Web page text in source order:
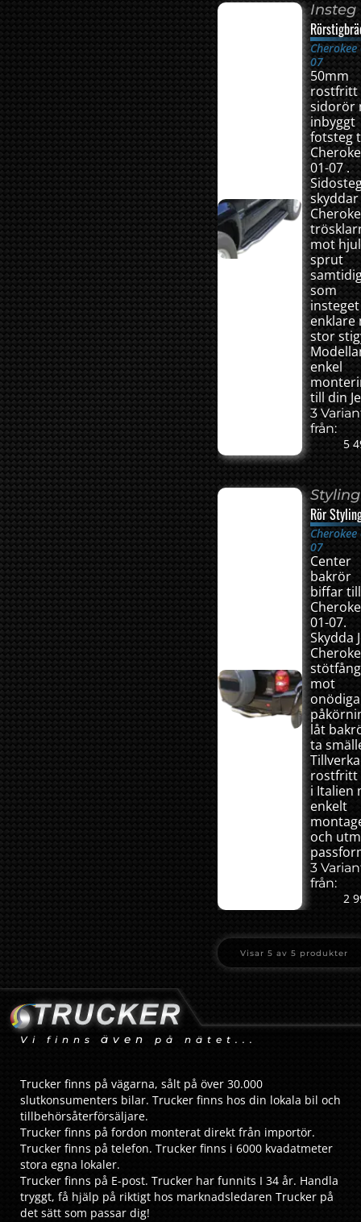
Insteg
Cherokee
07
50mm
rostfritt
sidorör
inbyggt
fotsteg
01-07 .
skyddar
mot hjul
sprut
som
enklare
stor
enkel
till din
3
från:
5
Styling
Rör
Cherokee
07
Center
bakrör
biffar till
01-07.
Skydda
mot
onödiga
låt
ta
rostfritt
i Italien
enkelt
och
3
från:
2
Visar5 av5 produkter
Vi finns även på nätet...
Trucker finns på vägarna, sålt på över 30.000
slutkonsumenters bilar. Trucker finns hos din lokala bil och
tillbehörsåterförsäljare.
Trucker finns på fordon monterat direkt från importör.
Trucker finns på telefon. Trucker finns i 6000 kvadatmeter
stora egna lokaler.
Trucker finns på E-post. Trucker har funnits I 34 år. Handla
tryggt, få hjälp på riktigt hos marknadsledaren Trucker på
det sätt som passar dig!